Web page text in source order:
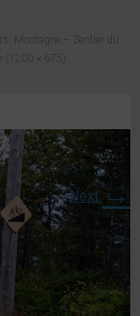
Montagne – Sentier du
(1200 × 675)
Next →